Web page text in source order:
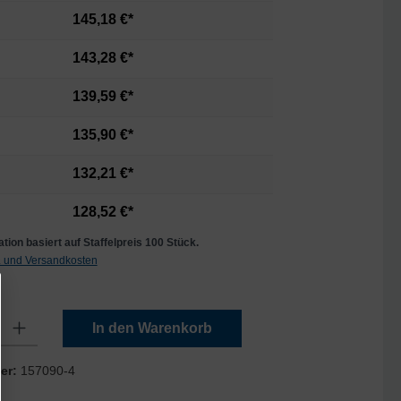
145,18 €*
143,28 €*
139,59 €*
135,90 €*
132,21 €*
128,52 €*
basiert auf Staffelpreis 100 Stück.
und Versandkosten
In den Warenkorb
157090-4